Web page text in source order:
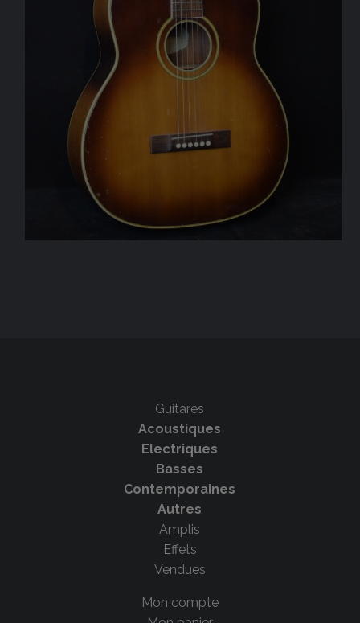
Guitares
Acoustiques
Electriques
Basses
Contemporaines
Autres
Amplis
Effets
Vendues
Mon compte